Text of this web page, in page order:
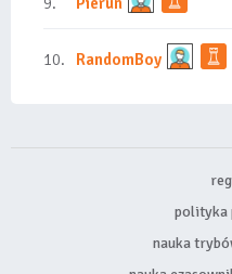
10. RandomBoy
polityka
nauka